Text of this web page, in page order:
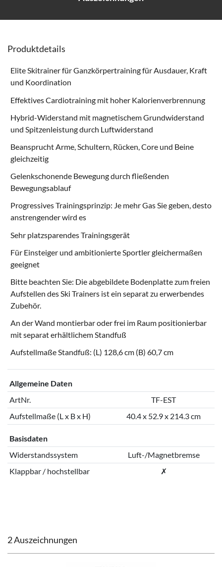
Produktdetails
Elite Skitrainer für Ganzkörpertraining für Ausdauer, Kraft
und Koordination
Effektives Cardiotraining mit hoher Kalorienverbrennung
Hybrid-Widerstand mit magnetischem Grundwiderstand
und Spitzenleistung durch Luftwiderstand
Beansprucht Arme, Schultern, Rücken, Core und Beine
gleichzeitig
Gelenkschonende Bewegung durch fließenden
Bewegungsablauf
Progressives Trainingsprinzip: Je mehr Gas Sie geben, desto
anstrengender wird es
Sehr platzsparendes Trainingsgerät
Für Einsteiger und ambitionierte Sportler gleichermaßen
geeignet
Bitte beachten Sie: Die abgebildete Bodenplatte zum freien
Aufstellen des Ski Trainers ist ein separat zu erwerbendes
Zubehör.
An der Wand montierbar oder frei im Raum positionierbar
mitseparat erhältlichem Standfuß
Aufstellmaße Standfuß: (L) 128,6 cm (B) 60,7 cm
Allgemeine Daten
ArtNr.
TF-EST
Aufstellmaße (L x B x H)
40.4 x 52.9 x 214.3 cm
Basisdaten
Widerstandssystem
Luft-/Magnetbremse
Klappbar / hochstellbar
✗
2 Auszeichnungen